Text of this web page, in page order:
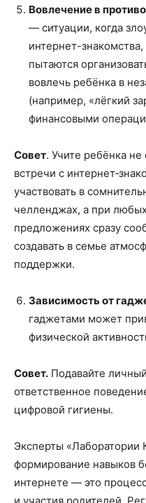
Вовлечение в
— ситуации, когда
интернет-
пытаются
вовлечь ребёнка в
(например, «лёгкий
финансовыми
Совет. Учите ребёнка
встречи с
участвовать в
челленджах, а при
предложениях сразу
создавать в семье
поддержки.
Зависимость от
гаджетами может
физической
Совет. Подавайте
ответственное
цифровой гигиены.
Эксперты «Лаборатории
формирование навыков
интернете — это